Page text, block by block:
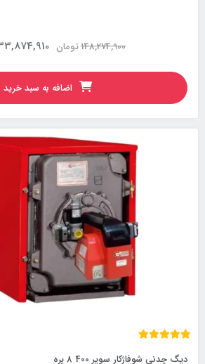
تومان148,274,900
133,874,910
اضافه به سبد خرید
دیگ چدنی شوفاژکار سوپر 400 8 پره